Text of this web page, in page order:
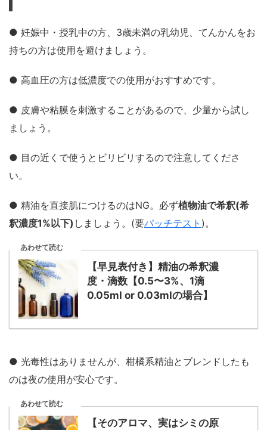
● 妊娠中・授乳中の方、3歳未満の乳幼児、てんかんをお
持ちの方は使用を避けましょう。
● 高血圧の方は低濃度での使用がおすすめです。
● 皮膚や粘膜を刺激することがあるので、少量から試し
ましょう。
● 目の近くで使うとビリビリするので注意してくださ
い。
● 精油を直接肌につけるのはNG。必ず植物油で希釈(希
釈濃度1%以下) しましょう。(要パッチテスト )。
あわせて読む
【早見表付き】精油の希釈濃
度・滴数【0.5〜3%、1滴
0.05ml or 0.03mlの場合】
● 光毒性はありませんが、柑橘系精油とブレンドしたも
のは夜の使用が安心です。
あわせて読む
【そのアロマ、実はシミの原